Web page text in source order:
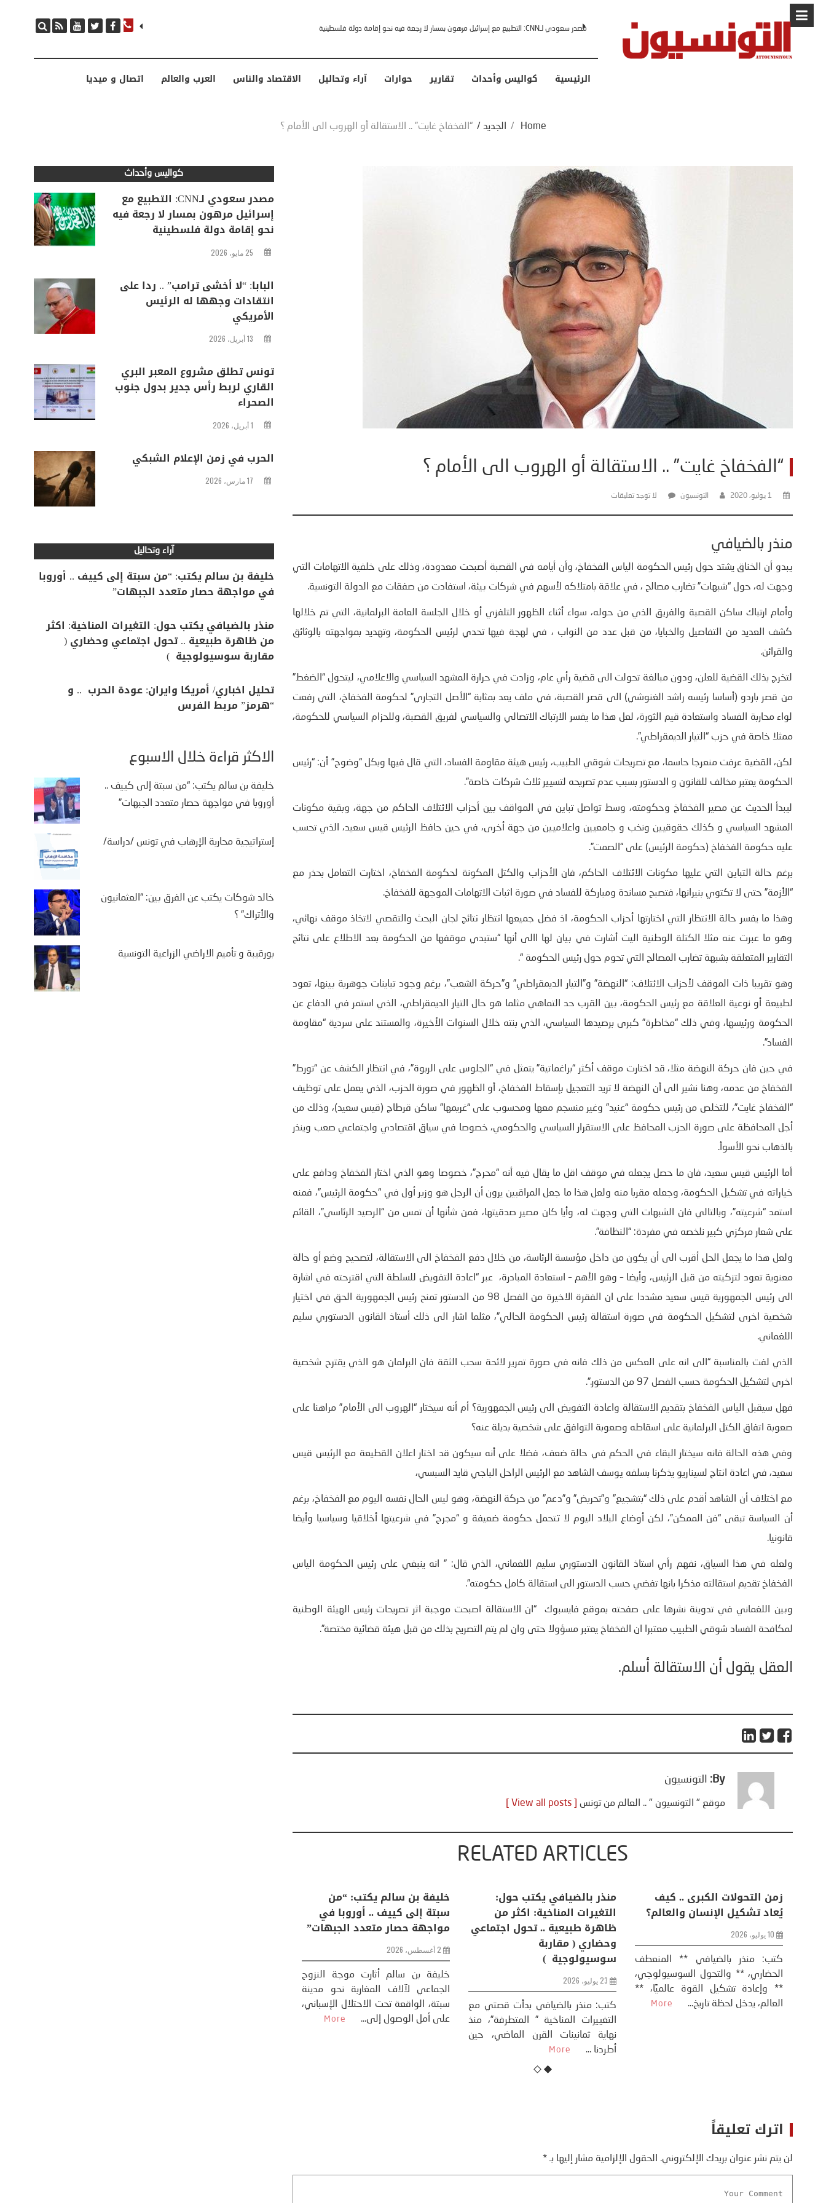
مصدر سعودي لـCNN: التطبيع مع إسرائيل مرهون بمسار لا رجعة فيه نحو إقامة دولة فلسطينية البابا: “لا أخشى ترامب” .. ردا على انتقادات وجهها له الرئيس الأمريكي
الرئيسية كواليس وأحداث تقارير حوارات آراء وتحاليل الاقتصاد والناس العرب والعالم اتصال و ميديا
Home
/ الجديد / “الفخفاخ غايت” .. الاستقالة أو الهروب الى الأمام ؟
“الفخفاخ غايت” .. الاستقالة أو الهروب الى الأمام ؟
1 يوليو، 2020 التونسيون لا توجد تعليقات
منذر بالضيافي
يبدو أن الخناق يشتد حول رئيس الحكومة الياس الفخفاخ، وأن أيامه في القصبة أصبحت معدودة، وذلك على خلفية الاتهامات التي
وجهت له، حول “شبهات” تضارب مصالح ، في علاقة بامتلاكه لأسهم في شركات بيئة، استفادت من صفقات مع الدولة التونسية.
وأمام ارتباك ساكن القصبة والفريق الذي من حوله، سواء أثناء الظهور التلفزي أو خلال الجلسة العامة البرلمانية، التي تم خلالها
كشف العديد من التفاصيل والخبايا، من قبل عدد من النواب ، في لهجة فيها تحدي لرئيس الحكومة، وتهديد بمواجهته بالوثائق
والقرائن.
لتخرج بذلك القضية للعلن، ودون مبالغة تحولت الى قضية رأي عام، وزادت في حرارة المشهد السياسي والاعلامي، ليتحول “الضغط”
من قصر باردو (أساسا رئيسه راشد الغنوشي) الى قصر القصبة، في ملف يعد بمثابة “الأصل التجاري” لحكومة الفخفاخ، التي رفعت
لواء محاربة الفساد واستعادة قيم الثورة، لعل هذا ما يفسر الارتباك الاتصالي والسياسي لفريق القصبة، وللحزام السياسي للحكومة،
ممثلا خاصة في حزب “التيار الديمقراطي”.
لكن، القضية عرفت منعرجا حاسما، مع تصريحات شوقي الطبيب، رئيس هيئة مقاومة الفساد، التي قال فيها وبكل “وضوح” أن: “رئيس
الحكومة يعتبر مخالف للقانون و الدستور بسبب عدم تصريحه لتسيير ثلاث شركات خاصة”.
ليبدأ الحديث عن مصير الفخفاخ وحكومته، وسط تواصل تباين في المواقف بين أحزاب الائتلاف الحاكم من جهة، وبقية مكونات
المشهد السياسي و كذلك حقوقيين ونخب و جامعيين واعلاميين من جهة أخرى، في حين حافظ الرئيس قيس سعيد، الذي تحسب
عليه حكومة الفخفاخ (حكومة الرئيس) على “الصمت”.
برغم حالة التباين التي عليها مكونات الائتلاف الحاكم، فان الأحزاب والكتل المكونة لحكومة الفخفاخ، اختارت التعامل بحذر مع
“الأزمة” حتى لا تكتوي بنيرانها، فتصبح مساندة ومباركة للفساد في صورة اثبات الاتهامات الموجهة للفخفاخ.
وهذا ما يفسر حالة الانتظار التي اختارتها أحزاب الحكومة، اذ فضل جميعها انتظار نتائج لجان البحث والتقصي لاتخاذ موقف نهائي،
وهو ما عبرت عنه مثلا الكتلة الوطنية اليت أشارت في بيان لها االى أنها “ستبدي موقفها من الحكومة بعد الاطلاع على نتائج
التقارير المتعلقة بشبهة تضارب المصالح التي تحوم حول رئيس الحكومة “.
وهو تقريبا ذات الموقف لأحزاب الائتلاف: “النهضة” و”التيار الديمقراطي” و”حركة الشعب”، برغم وجود تباينات جوهرية بينها، تعود
لطبيعة أو نوعية العلاقة مع رئيس الحكومة، بين القرب حد التماهي مثلما هو حال التيار الديمقراطي، الذي استمر في الدفاع عن
الحكومة ورئيسها، وفي ذلك “مخاطرة” كبرى برصيدها السياسي، الذي بنته خلال السنوات الأخيرة، والمستند على سردية “مقاومة
الفساد”.
في حين فان حركة النهضة مثلا، قد اختارت موقف أكثر “براغماتية” يتمثل في “الجلوس على الربوة”، في انتظار الكشف عن “تورط”
الفخفاخ من عدمه، وهنا نشير الى أن النهضة لا تريد التعجيل بإسقاط الفخفاخ، أو الظهور في صورة الحزب، الذي يعمل على توظيف
“الفخفاخ غايت”، للتخلص من رئيس حكومة “عنيد” وغير منسجم معها ومحسوب على “غريمها” ساكن قرطاج (قيس سعيد)، وذلك من
أجل المحافظة على صورة الحزب المحافظ على الاستقرار السياسي والحكومي، خصوصا في سياق اقتصادي واجتماعي صعب وينذر
بالذهاب نحو الأسوأ.
أما الرئيس قيس سعيد، فان ما حصل يجعله في موقف اقل ما يقال فيه أنه “محرج”، خصوصا وهو الذي اختار الفخفاخ ودافع على
خياراته في تشكيل الحكومة، وجعله مقربا منه ولعل هذا ما جعل المراقبين يرون أن الرجل هو وزير أول في “حكومة الرئيس”، فمنه
استمد “شرعيته”، وبالتالي فان الشبهات التي وجهت له، وأيا كان مصير صدقيتها، فمن شأنها أن تمس من “الرصيد الرئاسي”، القائم
على شعار مركزي كبير نلخصه في مفردة: “النظافة”.
ولعل هذا ما يجعل الحل أقرب الى أن يكون من داخل مؤسسة الرئاسة، من خلال دفع الفخفاخ الى الاستقالة، لتصحيح وضع أو حالة
معنوية تعود لتزكيته من قبل الرئيس، وأيضا – وهو الأهم – استعادة المبادرة، عبر “اعادة التفويض للسلطة التي اقترحته في اشارة
الى رئيس الجمهورية قيس سعيد مشددا على ان الفقرة الاخيرة من الفصل 98 من الدستور تمنح رئيس الجمهورية الحق في اختيار
شخصية اخرى لتشكيل الحكومة في صورة استقالة رئيس الحكومة الحالي”، مثلما اشار الى ذلك أستاذ القانون الدستوري سليم
اللغماني.
الذي لفت بالمناسبة “الى انه على العكس من ذلك فانه في صورة تمرير لائحة سحب الثقة فان البرلمان هو الذي يقترح شخصية
اخرى لتشكيل الحكومة حسب الفصل 97 من الدستور.”.
فهل سيقبل الياس الفخفاخ بتقديم الاستقالة واعادة التفويض الى رئيس الجمهورية؟ أم أنه سيختار “الهروب الى الأمام” مراهنا على
صعوبة اتفاق الكتل البرلمانية على اسقاطه وصعوبة التوافق على شخصية بديلة عنه؟
وفي هذه الحالة فانه سيختار البقاء في الحكم في حالة ضعف، فضلا على أنه سيكون قد اختار اعلان القطيعة مع الرئيس قيس
سعيد، في اعادة انتاج لسيناريو يذكرنا بسلفه يوسف الشاهد مع الرئيس الراحل الباجي قايد السبسي،
مع اختلاف أن الشاهد أقدم على ذلك “بتشجيع” و”تحريض” و”دعم” من حركة النهضة، وهو ليس الحال نفسه اليوم مع الفخفاخ، برغم
أن السياسة تبقى “فن الممكن”، لكن أوضاع البلاد اليوم لا تتحمل حكومة ضعيفة و “مجرح” في شرعيتها أخلاقيا وسياسيا وأيضا
قانونيا.
ولعله في هذا السياق، نفهم رأي استاذ القانون الدستوري سليم اللغماني، الذي قال: ” انه ينبغي على رئيس الحكومة الياس
الفخفاخ تقديم استقالته مذكرا بانها تفضي حسب الدستور الى استقالة كامل حكومته”.
وبين اللغماني في تدوينة نشرها على صفحته بموقع فايسبوك “ان الاستقالة اصبحت موجبة اثر تصريحات رئيس الهيئة الوطنية
لمكافحة الفساد شوقي الطبيب معتبرا ان الفخفاخ يعتبر مسؤولا حتى وان لم يتم التصريح بذلك من قبل هيئة قضائية مختصة”.
العقل يقول أن الاستقالة أسلم.
By: التونسيون
موقع " التونسيون " .. العالم من تونس [ View all posts ]
RELATED ARTICLES
منذر بالضيافي يكتب حول:
التغيرات المناخية: اكثر من
ظاهرة طبيعية .. تحول اجتماعي
وحضاري ( مقاربة
سوسيولوجية )
23 يوليو، 2026
كتب: منذر بالضيافي بدأت قصتي مع
التغييرات المناخية ” المتطرفة”، منذ
زمن التحولات الكبرى .. كيف
يُعاد تشكيل الإنسان والعالم؟
10 يوليو، 2026
كتب: منذر بالضيافي ** المنعطف
** وإعادة تشكيل القوة عالميًا، **
العالم، يدخل لحظة تاريخ...
More
تحليل اخباري/ أمريكا وايران:
عودة الحرب .. و “هرمز” مربط
الفرس
8 يوليو، 2026
تحليل – منذر بالضيافي عاد الرئيس
الأمريكي دونالد ترامب إلى قصف
ايران، وذلك ردا على ما اعتبره الرئيس
اترك تعليقاً
لن يتم نشر عنوان بريدك الإلكتروني. الحقول الإلزامية مشار إليها بـ*
كواليس وأحداث
مصدر سعودي لـCNN: التطبيع مع
إسرائيل مرهون بمسار لا رجعة فيه
نحو إقامة دولة فلسطينية
25 مايو، 2026
البابا: “لا أخشى ترامب” .. ردا على
انتقادات وجهها له الرئيس
الأمريكي
13 أبريل، 2026
تونس تطلق مشروع المعبر البري
القاري لربط رأس جدير بدول جنوب
الصحراء
1 أبريل، 2026
الحرب في زمن الإعلام الشبكي
17 مارس، 2026
آراء وتحاليل
خليفة بن سالم يكتب: “من سبتة إلى كييف .. أوروبا
في مواجهة حصار متعدد الجبهات”
منذر بالضيافي يكتب حول: التغيرات المناخية: اكثر
من ظاهرة طبيعية .. تحول اجتماعي وحضاري (
مقاربة سوسيولوجية )
تحليل اخباري/ أمريكا وايران: عودة الحرب .. و
“هرمز” مربط الفرس
الأكثر قراءة خلال الأسبوع
خليفة بن سالم يكتب: “من سبتة إلى كييف ..
أوروبا في مواجهة حصار متعدد الجبهات”
إستراتيجية محاربة الإرهاب في تونس /دراسة/
خالد شوكات يكتب عن الفرق بين: “العثمانيون
والأتراك” ؟
بورقيبة و تأميم الاراضي الزراعية التونسية